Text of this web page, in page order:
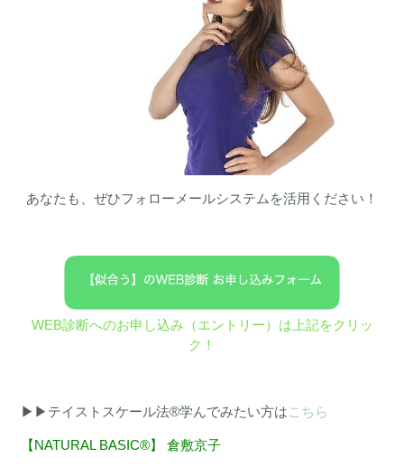
あなたも、ぜひフォローメールシステムを活用ください！
WEB診断へのお申し込み（エントリー）は上記をクリッ
ク！
▶︎▶︎テイストスケール法®︎学んでみたい方はこちら
【NATURAL BASIC®︎】 倉敷京子